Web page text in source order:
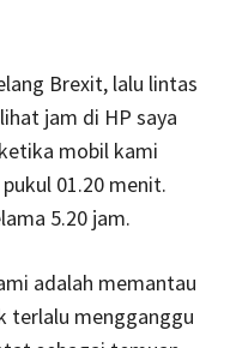
Brexit, lalu lintas
jam di HP saya
mobil kami
01.20 menit.
5.20 jam.
adalah memantau
terlalu mengganggu